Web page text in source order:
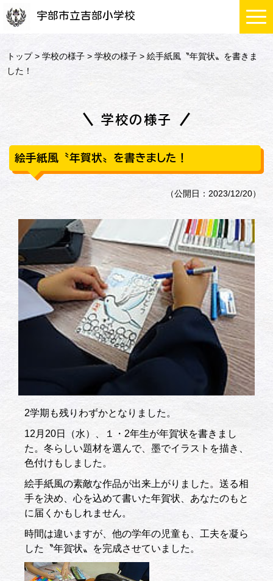
宇部市立吉部小学校
トップ>学校の様子 >学校の様子 > 絵手紙風〝年賀状〟を書きま
した！
学校の様子
絵手紙風〝年賀状〟を書きました！
（公開日：2023/12/20）
2学期も残りわずかとなりました。
12月20日（水）、１・2年生が年賀状を書きまし
た。冬らしい題材を選んで、墨でイラストを描き、
色付けもしました。
絵手紙風の素敵な作品が出来上がりました。送る相
手を決め、心を込めて書いた年賀状、あなたのもと
に届くかもしれません。
時間は違いますが、他の学年の児童も、工夫を凝ら
した〝年賀状〟を完成させていました。